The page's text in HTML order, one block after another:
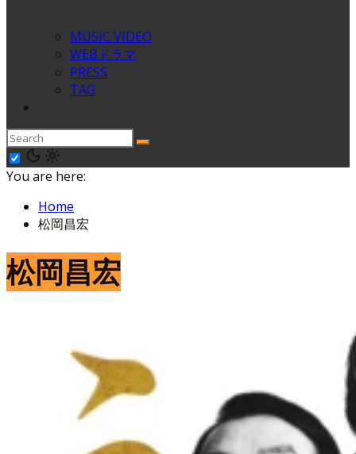
MUSIC VIDEO
WEBドラマ
PRESS
TAG
You are here:
Home
松岡昌宏
松岡昌宏